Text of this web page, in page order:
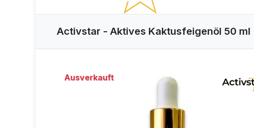
Activstar - Aktives Kaktusfeigenöl 50 ml
Ausverkauft